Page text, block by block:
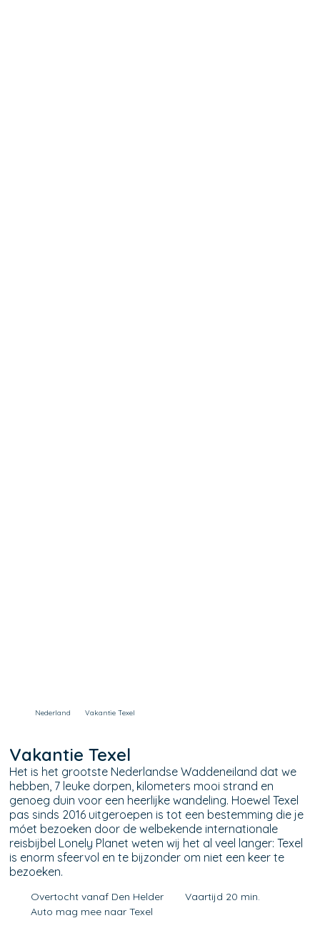
Nederland Vakantie Texel
Vakantie Texel
Het is het grootste Nederlandse Waddeneiland dat we
hebben, 7 leuke dorpen, kilometers mooi strand en
genoeg duin voor een heerlijke wandeling. Hoewel Texel
pas sinds 2016 uitgeroepen is tot een bestemming die je
móet bezoeken door de welbekende internationale
reisbijbel Lonely Planet weten wij het al veel langer: Texel
is enorm sfeervol en te bijzonder om niet een keer te
bezoeken.
Overtocht vanaf Den Helder
Vaartijd 20 min.
Auto mag mee naar Texel